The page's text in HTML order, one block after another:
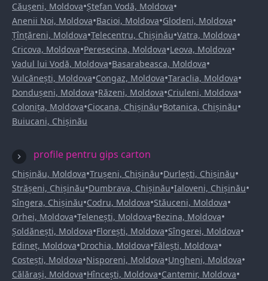
Căușeni, Moldova•Ștefan Vodă, Moldova•
Anenii Noi, Moldova•Bacioi, Moldova•Glodeni, Moldova•
Țînțăreni, Moldova•Telecentru, Chișinău•Vatra, Moldova•
Cricova, Moldova•Peresecina, Moldova•Leova, Moldova•
Vadul lui Vodă, Moldova•Basarabeasca, Moldova•
Vulcănești, Moldova•Congaz, Moldova•Taraclia, Moldova•
Dondușeni, Moldova•Răzeni, Moldova•Criuleni, Moldova•
Colonița, Moldova•Ciocana, Chișinău•Botanica, Chișinău•
Buiucani, Chișinău
profile pentru gips carton
Chișinău, Moldova•Trușeni, Chișinău•Durlești, Chișinău•
Strășeni, Chișinău•Dumbrava, Chișinău•Ialoveni, Chișinău•
Sîngera, Chișinău•Codru, Moldova•Stăuceni, Moldova•
Orhei, Moldova•Telenești, Moldova•Rezina, Moldova•
Șoldănești, Moldova•Florești, Moldova•Sîngerei, Moldova•
Edineț, Moldova•Drochia, Moldova•Fălești, Moldova•
Costești, Moldova•Nisporeni, Moldova•Ungheni, Moldova•
Călărași, Moldova•Hîncești, Moldova•Cantemir, Moldova•